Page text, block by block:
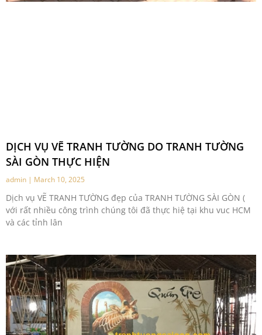
DỊCH VỤ VẼ TRANH TƯỜNG DO TRANH TƯỜNG
SÀI GÒN THỰC HIỆN
admin March 10, 2025
Dịch vụ VẼ TRANH TƯỜNG đẹp của TRANH TƯỜNG SÀI GÒN (
với rất nhiều công trình chúng tôi đã thực hiệ tại khu vuc HCM
và các tỉnh lân